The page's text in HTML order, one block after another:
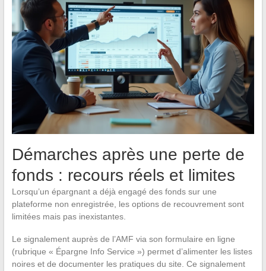
Démarches après une perte de
fonds : recours réels et limites
Lorsqu’un épargnant a déjà engagé des fonds sur une
plateforme non enregistrée, les options de recouvrement sont
limitées mais pas inexistantes.
Le signalement auprès de l’AMF via son formulaire en ligne
(rubrique « Épargne Info Service ») permet d’alimenter les listes
noires et de documenter les pratiques du site. Ce signalement